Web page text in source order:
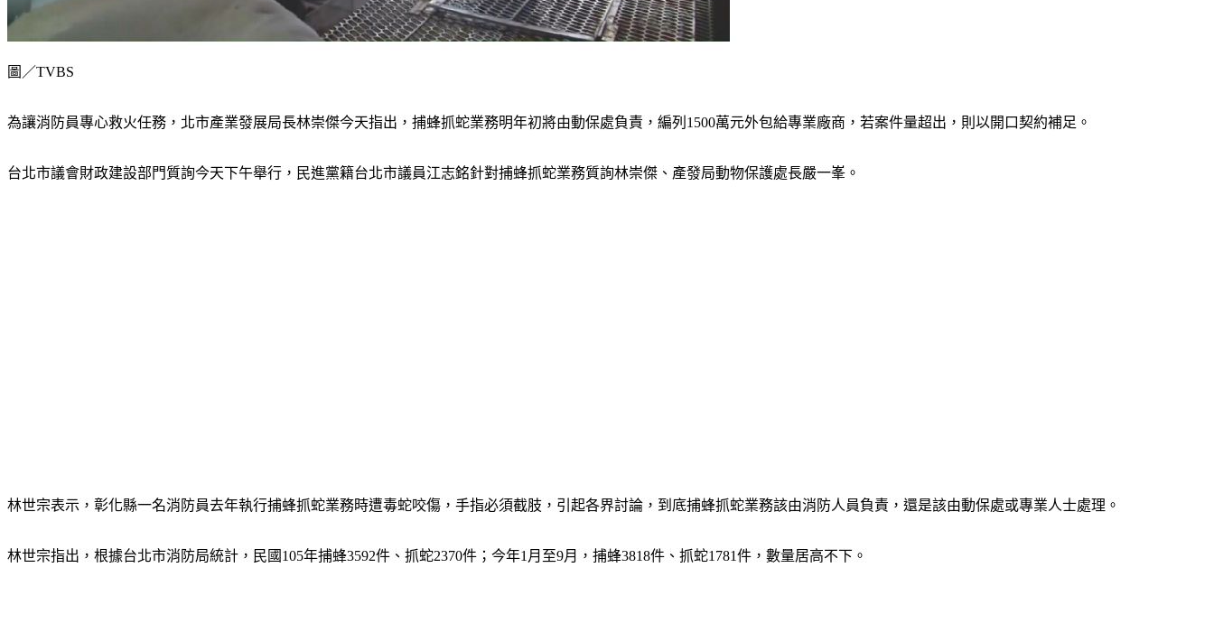
圖／TVBS
為讓消防員專心救火任務，北市產業發展局長林崇傑今天指出，捕蜂抓蛇業務明年初將由動保處負責，編列1500萬元外包給專業廠商，若案件量超出，則以開口契約補足。
台北市議會財政建設部門質詢今天下午舉行，民進黨籍台北市議員江志銘針對捕蜂抓蛇業務質詢林崇傑、產發局動物保護處長嚴一峯。
林世宗表示，彰化縣一名消防員去年執行捕蜂抓蛇業務時遭毒蛇咬傷，手指必須截肢，引起各界討論，到底捕蜂抓蛇業務該由消防人員負責，還是該由動保處或專業人士處理。
林世宗指出，根據台北市消防局統計，民國105年捕蜂3592件、抓蛇2370件；今年1月至9月，捕蜂3818件、抓蛇1781件，數量居高不下。